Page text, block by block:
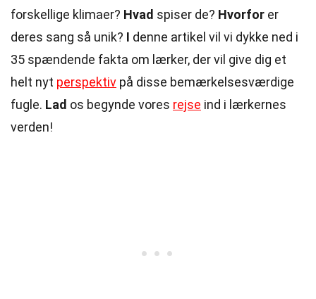
forskellige klimaer? Hvad spiser de? Hvorfor er
deres sang så unik? I denne artikel vil vi dykke ned i
35 spændende fakta om lærker, der vil give dig et
helt nyt perspektiv på disse bemærkelsesværdige
fugle. Lad os begynde vores rejse ind i lærkernes
verden!